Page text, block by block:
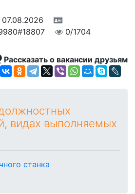
0/1704
Рассказать о вакансии друзьям
видах выполняемых
станка